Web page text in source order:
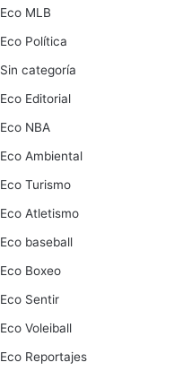
Eco MLB
Eco Política
Sin categoría
Eco Editorial
Eco NBA
Eco Ambiental
Eco Turismo
Eco Atletismo
Eco baseball
Eco Boxeo
Eco Sentir
Eco Voleiball
Eco Reportajes